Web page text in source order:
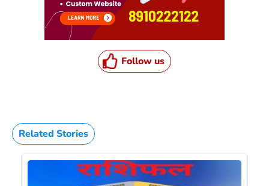
Follow us
Related Stories